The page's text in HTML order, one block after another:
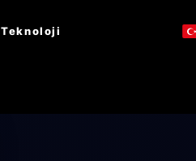
Teknoloji